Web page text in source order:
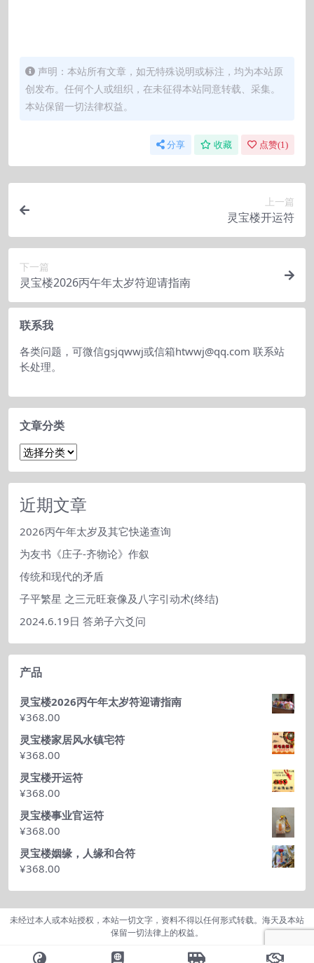
声明：本站所有文章，如无特殊说明或标注，均为本站原
创发布。任何个人或组织，在未征得本站同意转载、采集。
本站保留一切法律权益。
分享 收藏 点赞(1)
上一篇
灵宝楼开运符
下一篇
灵宝楼2026丙午年太岁符迎请指南
联系我
各类问题，可微信gsjqwwj或信箱htwwj@qq.com 联系站
长处理。
文章分类
文
分
类
近期文章
2026丙午年太岁及其它快递查询
为友书《庄子-齐物论》作叙
传统和现代的矛盾
子平繁星 之三元旺衰像及八字引动术(终结)
2024.6.19日 答弟子六爻问
产品
灵宝楼2026丙午年太岁符迎请指南
¥368.00
灵宝楼家居风水镇宅符
¥368.00
灵宝楼开运符
¥368.00
灵宝楼事业官运符
¥368.00
灵宝楼姻缘，人缘和合符
¥368.00
未经过本人或本站授权，本站一切文字，资料不得以任何形式转载。海天及本站
保留一切法律上的权益。